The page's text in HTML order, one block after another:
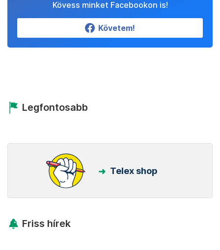
Kövess minket Facebookon is!
Követem!
Legfontosabb
Telex shop
Friss hírek